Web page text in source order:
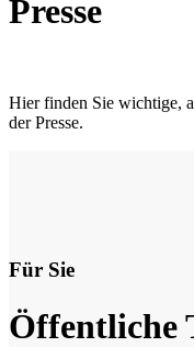
Presse
Hier finden Sie wichtige,
der Presse.
Für Sie
Öffentliche